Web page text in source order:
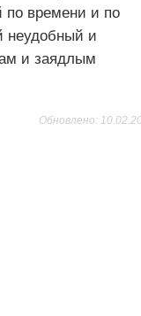
по времени и по
неудобный и
и заядлым
Обновлено: